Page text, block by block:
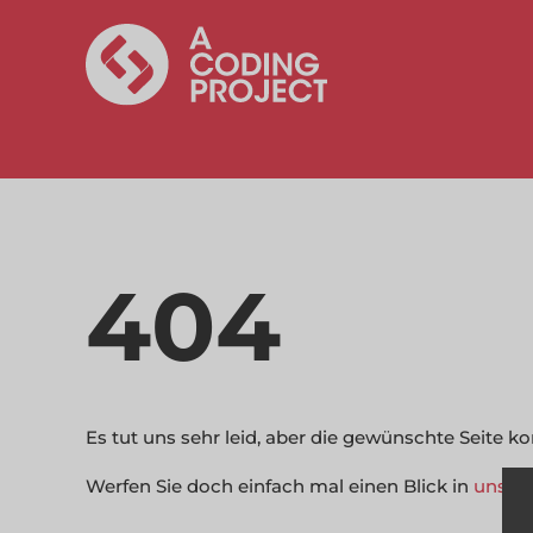
404
Es tut uns sehr leid, aber die gewünschte Seite
Werfen Sie doch einfach mal einen Blick in